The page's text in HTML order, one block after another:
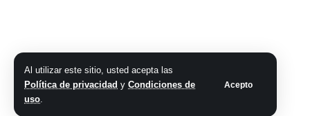
Al utilizar este sitio, usted acepta las
Política de privacidad y Condiciones de
uso.
Acepto